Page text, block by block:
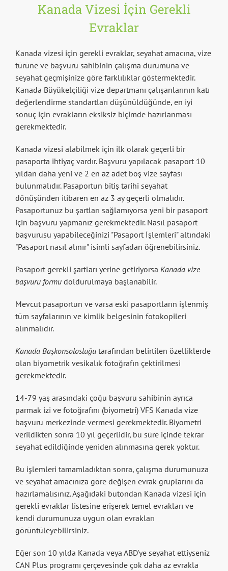
Kanada Vizesi İçin Gerekli
Evraklar
Kanada vizesi için gerekli evraklar, seyahat amacına, vize
türüne ve başvuru sahibinin çalışma durumuna ve
seyahat geçmişinize göre farklılıklar göstermektedir.
Kanada Büyükelçiliği vize departmanı çalışanlarının katı
değerlendirme standartları düşünüldüğünde, en iyi
sonuç için evrakların eksiksiz biçimde hazırlanması
gerekmektedir.
Kanada vizesi alabilmek için ilk olarak geçerli bir
pasaporta ihtiyaç vardır. Başvuru yapılacak pasaport 10
yıldan daha yeni ve 2 en az adet boş vize sayfası
bulunmalıdır. Pasaportun bitiş tarihi seyahat
dönüşünden itibaren en az 3 ay geçerli olmalıdır.
Pasaportunuz bu şartları sağlamıyorsa yeni bir pasaport
için başvuru yapmanız gerekmektedir. Nasıl pasaport
başvurusu yapabileceğinizi "Pasaport İşlemleri" altındaki
"Pasaport nasıl alınır" isimli sayfadan öğrenebilirsiniz.
Pasaport gerekli şartları yerine getiriyorsa Kanada vize
başvuru formu doldurulmaya başlanabilir.
Mevcut pasaportun ve varsa eski pasaportların işlenmiş
tüm sayfalarının ve kimlik belgesinin fotokopileri
alınmalıdır.
Kanada Başkonsolosluğu tarafından belirtilen özelliklerde
olan biyometrik vesikalık fotoğrafın çektirilmesi
gerekmektedir.
14-79 yaş arasındaki çoğu başvuru sahibinin ayrıca
parmak izi ve fotoğrafını (biyometri) VFS Kanada vize
başvuru merkezinde vermesi gerekmektedir. Biyometri
verildikten sonra 10 yıl geçerlidir, bu süre içinde tekrar
seyahat edildiğinde yeniden alınmasına gerek yoktur.
Bu işlemleri tamamladıktan sonra, çalışma durumunuza
ve seyahat amacınıza göre değişen evrak gruplarını da
hazırlamalısınız. Aşağıdaki butondan Kanada vizesi için
gerekli evraklar listesine erişerek temel evrakları ve
kendi durumunuza uygun olan evrakları
görüntüleyebilirsiniz.
Eğer son 10 yılda Kanada veya ABD'ye seyahat ettiyseniz
CAN Plus programı çerçevesinde çok daha az evrakla